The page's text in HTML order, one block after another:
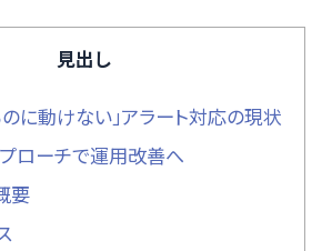
見出し
のに動けない」アラート対応の現状
ローチで運用改善へ
要